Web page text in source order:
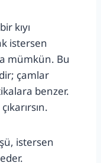
kıyı
istersen
mümkün. Bu
çamlar
benzer.
istersen